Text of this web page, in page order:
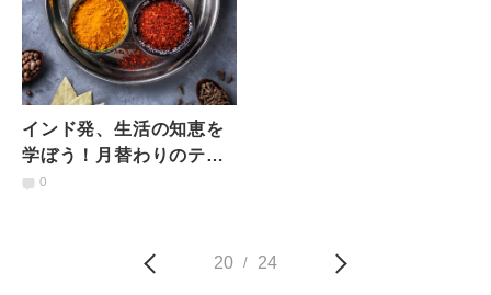
インド発、生活の知恵を
学ぼう！月替わりのテー
マと食事を楽しむ「アー
0
20 / 24